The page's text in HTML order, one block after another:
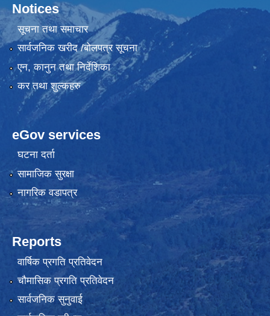
Notices
सूचना तथा समाचार
सार्वजनिक खरीद /बोलपत्र सूचना
एन, कानुन तथा निर्देशिका
कर तथा शुल्कहरु
eGov services
घटना दर्ता
सामाजिक सुरक्षा
नागरिक वडापत्र
Reports
वार्षिक प्रगति प्रतिवेदन
चौमासिक प्रगति प्रतिवेदन
सार्वजनिक सुनुवाई